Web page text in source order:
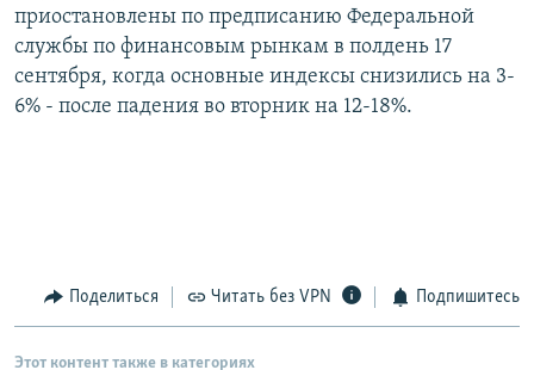
СОЦИАЛЬНЫЕ СЕТИ
приостановлены по предписанию Федеральной
службы по финансовым рынкам в полдень 17
сентября, когда основные индексы снизились на 3-
6% - после падения во вторник на 12-18%.
Поделиться Читать без VPN Подпишитесь
Этот контент также в категориях